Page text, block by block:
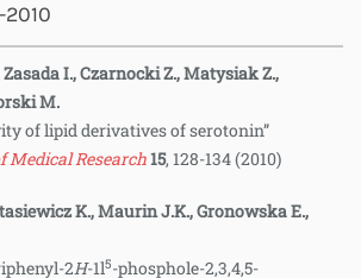
I., Czarnocki Z., Matysiak Z.,
M.
of lipid derivatives of serotonin”
Medical Research15, 128-134 (2010)
K., Maurin J.K., Gronowska E.,
2H-1l5-phosphole-2,3,4,5-